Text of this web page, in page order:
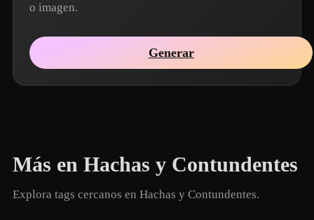
o imagen.
Generar
Más en Hachas y Contundentes
Explora tags cercanos en Hachas y Contundentes.